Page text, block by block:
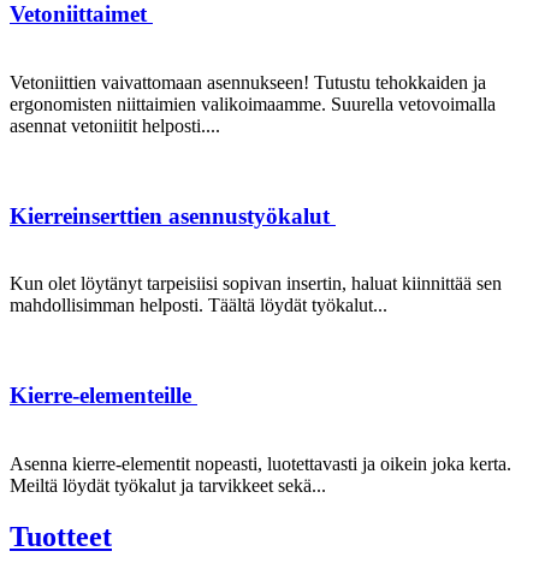
Vetoniittaimet
Vetoniittien vaivattomaan asennukseen! Tutustu tehokkaiden ja
ergonomisten niittaimien valikoimaamme. Suurella vetovoimalla
asennat vetoniitit helposti....
Kierreinserttien asennustyökalut
Kun olet löytänyt tarpeisiisi sopivan insertin, haluat kiinnittää sen
mahdollisimman helposti. Täältä löydät työkalut...
Kierre-elementeille
Asenna kierre-elementit nopeasti, luotettavasti ja oikein joka kerta.
Meiltä löydät työkalut ja tarvikkeet sekä...
Tuotteet